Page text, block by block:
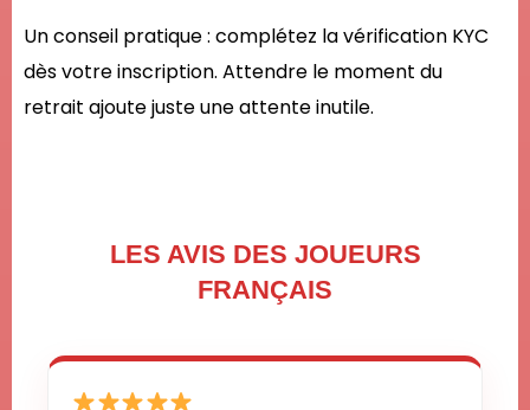
Un conseil pratique : complétez la vérification KYC
dès votre inscription. Attendre le moment du
retrait ajoute juste une attente inutile.
LES AVIS DES JOUEURS
FRANÇAIS